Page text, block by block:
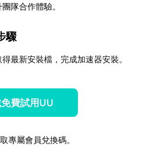
隊合作體驗。
驟
最新安裝檔，完成加速器安裝。
費試用UU
專屬會員兌換碼。